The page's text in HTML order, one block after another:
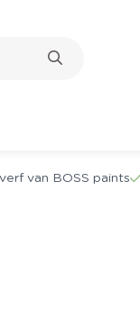
van BOSS paints